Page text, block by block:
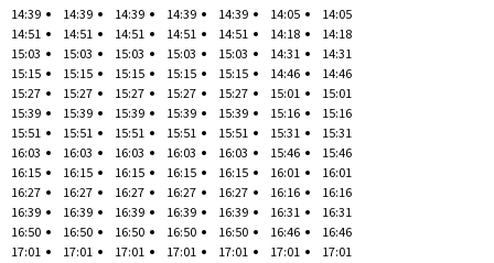
14:39
14:51
15:03
15:15
15:27
15:39
15:51
16:03
16:15
16:27
16:39
16:50
17:01
14:39
14:51
15:03
15:15
15:27
15:39
15:51
16:03
16:15
16:27
16:39
16:50
17:01
14:39
14:51
15:03
15:15
15:27
15:39
15:51
16:03
16:15
16:27
16:39
16:50
17:01
14:39
14:51
15:03
15:15
15:27
15:39
15:51
16:03
16:15
16:27
16:39
16:50
17:01
14:39
14:51
15:03
15:15
15:27
15:39
15:51
16:03
16:15
16:27
16:39
16:50
17:01
14:05
14:18
14:31
14:46
15:01
15:16
15:31
15:46
16:01
16:16
16:31
16:46
17:01
14:05
14:18
14:31
14:46
15:01
15:16
15:31
15:46
16:01
16:16
16:31
16:46
17:01